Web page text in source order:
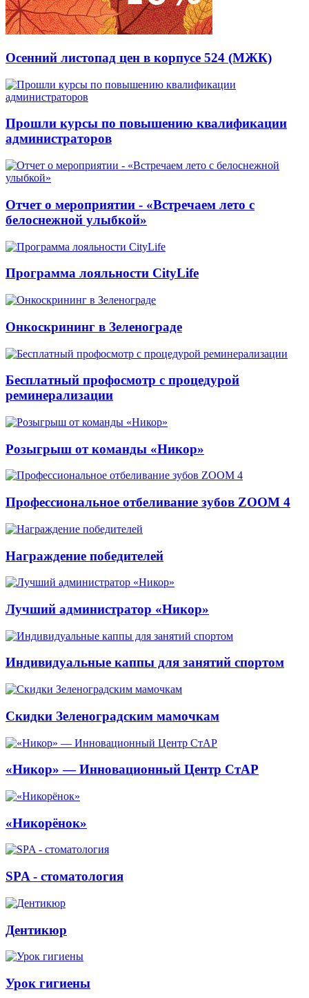
Осенний листопад цен в корпусе 524 (МЖК)
Прошли курсы по повышению квалификации
администраторов
Отчет о мероприятии - «Встречаем лето с
белоснежной улыбкой»
Программа лояльности CityLife
Онкоскрининг в Зеленограде
Бесплатный профосмотр с процедурой
реминерализации
Розыгрыш от команды «Никор»
Профессиональное отбеливание зубов ZOOM 4
Награждение победителей
Лучший администратор «Никор»
Индивидуальные каппы для занятий спортом
Скидки Зеленоградским мамочкам
«Никор» — Инновационный Центр СтАР
«Никорёнок»
SPA - стоматология
Дентикюр
Урок гигиены